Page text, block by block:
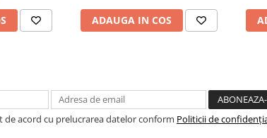
ADAUGA IN COS
acord cu prelucrarea datelor conform Politicii de